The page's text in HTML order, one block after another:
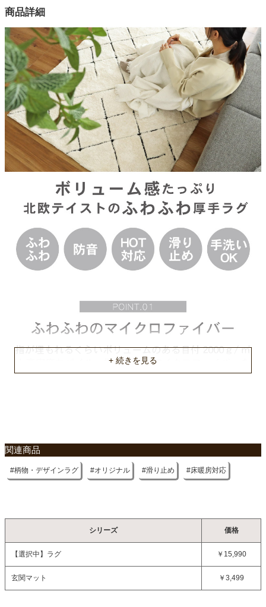
幅190×奥行240(cm)
幅100×奥行140(cm)
カラー
2色
組成
ポリエステル100％
目付
2000g/m2
裏面
2.8mm、0.9mm
お手入れ方法
手洗い
商品詳細
関連商品
柄物・デザインラグ オリジナル 滑り止め 床暖房対応
シリーズ 価格
【選択中】 ラグ ￥15,990
玄関マット ￥3,499